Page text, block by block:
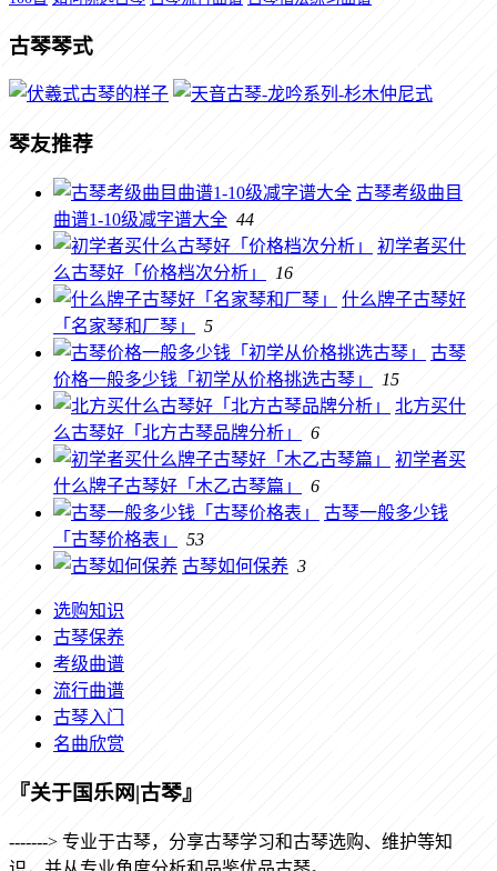
古琴琴式
琴友推荐
古琴考级曲目
曲谱1-10级减字谱大全 44
初学者买什
么古琴好「价格档次分析」
16
什么牌子古琴好
「名家琴和厂琴」
5
古琴
价格一般多少钱「初学从价格挑选古琴」
15
北方买什
么古琴好「北方古琴品牌分析」
6
初学者买
什么牌子古琴好「木乙古琴篇」
6
古琴一般多少钱
「古琴价格表」
53
古琴如何保养 3
选购知识
古琴保养
考级曲谱
流行曲谱
古琴入门
名曲欣赏
『关于国乐网|古琴』
-------> 专业于古琴，分享古琴学习和古琴选购、维护等知